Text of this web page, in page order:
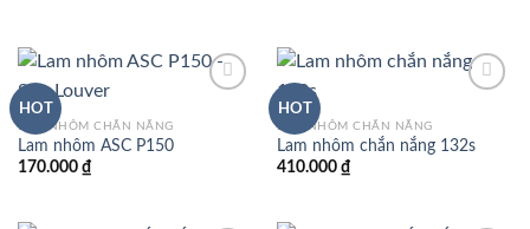
HOT
LAM NHÔM CHẮN NẮNG
Lam nhôm ASC P150
170.000 ₫
HOT
LAM NHÔM CHẮN NẮNG
Lam nhôm chắn nắng 132s
410.000 ₫